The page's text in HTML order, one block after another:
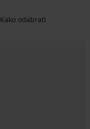
Kako odabrati